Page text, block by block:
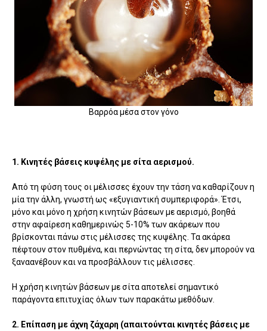
Βαρρόα μέσα στον γόνο
1. Κινητές βάσεις κυψέλης με σίτα αερισμού.
Από τη φύση τους οι μέλισσες έχουν την τάση να καθαρίζουν η
μία την άλλη, γνωστή ως «εξυγιαντική συμπεριφορά». Έτσι,
μόνο και μόνο η χρήση κινητών βάσεων με αερισμό, βοηθά
στην αφαίρεση καθημερινώς 5-10% των ακάρεων που
βρίσκονται πάνω στις μέλισσες της κυψέλης. Τα ακάρεα
πέφτουν στον πυθμένα, και περνώντας τη σίτα, δεν μπορούν να
ξαναανέβουν και να προσβάλλουν τις μέλισσες.
Η χρήση κινητών βάσεων με σίτα αποτελεί σημαντικό
παράγοντα επιτυχίας όλων των παρακάτω μεθόδων.
2. Επίπαση με άχνη ζάχαρη (απαιτούνται κινητές βάσεις με